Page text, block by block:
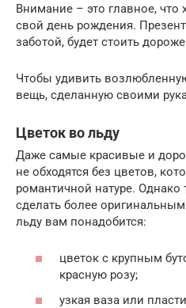
Внимание – это главное, что
свой день рождения.
заботой, будет стоить
Чтобы удивить
вещь, сделанную своими
Цветок во льду
Даже самые красивые и
не обходятся без цветов,
романтичной натуре.
сделать более
льду вам понадобится:
цветок с крупным
красную розу;
узкая ваза или